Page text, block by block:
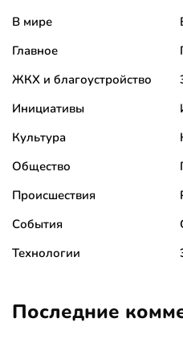
В мире
Главное
ЖКХ и благоустройство
Инициативы
Культура
Общество
Происшествия
События
Технологии
Последние